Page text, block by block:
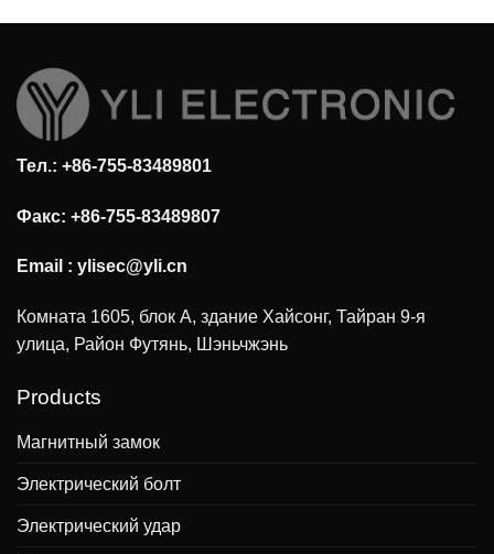
Тел.: +86-755-83489801
Факс: +86-755-83489807
Email : ylisec@yli.cn
Комната 1605, блок А, здание Хайсонг, Тайран 9-я
улица, Район Футянь, Шэньчжэнь
Products
Магнитный замок
Электрический болт
Электрический удар